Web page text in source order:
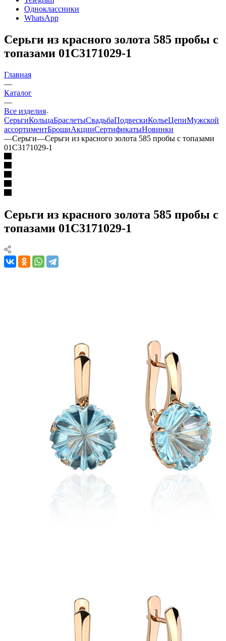
Одноклассники
WhatsApp
Серьги из красного золота 585 пробы с
топазами 01С3171029-1
Главная
—
Каталог
—
Все изделия
СерьгиКольцаБраслетыСвадьбаПодвескиКольеЦепиМужской
ассортиментБрошиАкцииСертификатыНовинки
—Серьги—Серьги из красного золота 585 пробы с топазами
01С3171029-1
Серьги из красного золота 585 пробы с
топазами 01С3171029-1